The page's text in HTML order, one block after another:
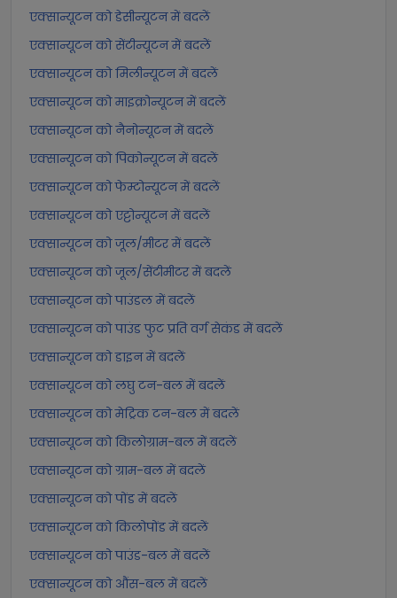
एक्सान्यूटन को डेसीन्यूटन में बदलें
एक्सान्यूटन को सेंटीन्यूटन में बदलें
एक्सान्यूटन को मिलीन्यूटन में बदलें
एक्सान्यूटन को माइक्रोन्यूटन में बदलें
एक्सान्यूटन को नैनोन्यूटन में बदलें
एक्सान्यूटन को पिकोन्यूटन में बदलें
एक्सान्यूटन को फेम्टोन्यूटन में बदलें
एक्सान्यूटन को एट्टोन्यूटन में बदलें
एक्सान्यूटन को जूल/मीटर में बदलें
एक्सान्यूटन को जूल/सेंटीमीटर में बदलें
एक्सान्यूटन को पाउंडल में बदलें
एक्सान्यूटन को पाउंड फुट प्रति वर्ग सेकंड में बदलें
एक्सान्यूटन को डाइन में बदलें
एक्सान्यूटन को लघु टन-बल में बदलें
एक्सान्यूटन को मेट्रिक टन-बल में बदलें
एक्सान्यूटन को किलोग्राम-बल में बदलें
एक्सान्यूटन को ग्राम-बल में बदलें
एक्सान्यूटन को पोंड में बदलें
एक्सान्यूटन को किलोपोंड में बदलें
एक्सान्यूटन को पाउंड-बल में बदलें
एक्सान्यूटन को औंस-बल में बदलें